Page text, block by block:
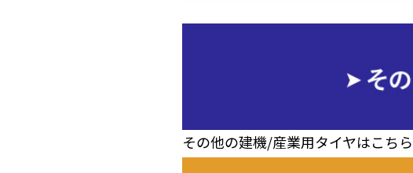
その他の建機/産業用タイヤはこちら